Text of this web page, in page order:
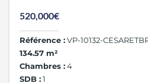
520,000€
Référence :VP-10132-
134.57 m²
Chambres :4
SDB :1